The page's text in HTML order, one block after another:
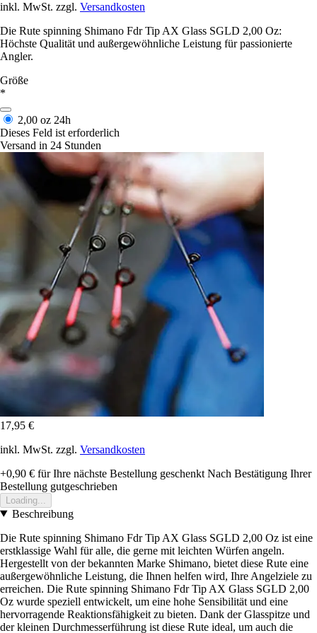
inkl. MwSt. zzgl. Versandkosten
Die Rute spinning Shimano Fdr Tip AX Glass SGLD 2,00 Oz:
Höchste Qualität und außergewöhnliche Leistung für passionierte
Angler.
Größe
*
2,00 oz 24h
Dieses Feld ist erforderlich
Versand in 24 Stunden
17,95 €
inkl. MwSt. zzgl. Versandkosten
+0,90 € für Ihre nächste Bestellung geschenkt Nach Bestätigung Ihrer
Bestellung gutgeschrieben
Loading...
Beschreibung
Die Rute spinning Shimano Fdr Tip AX Glass SGLD 2,00 Oz ist eine
erstklassige Wahl für alle, die gerne mit leichten Würfen angeln.
Hergestellt von der bekannten Marke Shimano, bietet diese Rute eine
außergewöhnliche Leistung, die Ihnen helfen wird, Ihre Angelziele zu
erreichen. Die Rute spinning Shimano Fdr Tip AX Glass SGLD 2,00
Oz wurde speziell entwickelt, um eine hohe Sensibilität und eine
hervorragende Reaktionsfähigkeit zu bieten. Dank der Glasspitze und
der kleinen Durchmesserführung ist diese Rute ideal, um auch die